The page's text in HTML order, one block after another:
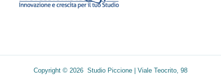
Copyright © 2026 Studio Piccione | Viale Teocrito, 98